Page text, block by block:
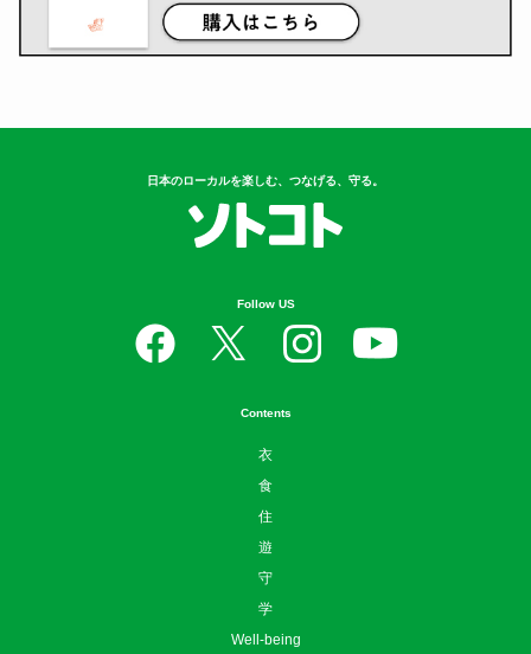
日本のローカルを楽しむ、つなげる、守る。
Follow US
Contents
衣
食
住
遊
守
学
Well-being